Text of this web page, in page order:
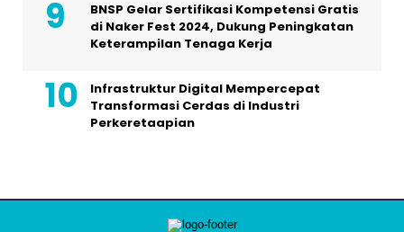
BNSP Gelar Sertifikasi Kompetensi Gratis
di Naker Fest 2024, Dukung Peningkatan
Keterampilan Tenaga Kerja
Infrastruktur Digital Mempercepat
Transformasi Cerdas di Industri
Perkeretaapian